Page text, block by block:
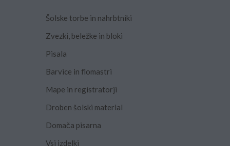
Šolske torbe in nahrbtniki
Zvezki, beležke in bloki
Pisala
Barvice in flomastri
Mape in registratorji
Droben šolski material
Domača pisarna
Vsi izdelki